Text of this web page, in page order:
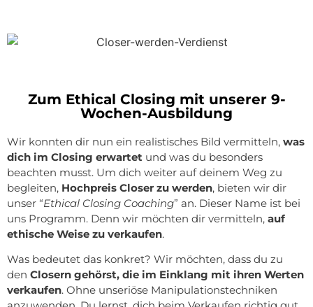
Zum Ethical Closing mit unserer 9-
Wochen-Ausbildung
Wir konnten dir nun ein realistisches Bild vermitteln, was
dich im Closing erwartet und was du besonders
beachten musst. Um dich weiter auf deinem Weg zu
begleiten, Hochpreis Closer zu werden, bieten wir dir
unser “Ethical Closing Coaching” an. Dieser Name ist bei
uns Programm. Denn wir möchten dir vermitteln, auf
ethische Weise zu verkaufen.
Was bedeutet das konkret? Wir möchten, dass du zu
den Closern gehörst, die im Einklang mit ihren Werten
verkaufen. Ohne unseriöse Manipulationstechniken